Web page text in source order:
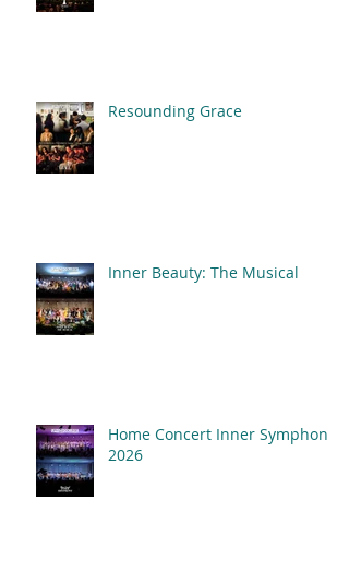
Resounding Grace
Inner Beauty: The Musical
Home Concert Inner Symphony
2026